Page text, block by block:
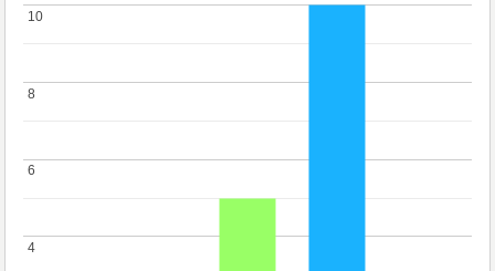
4
4
6
6
8
8
10
10